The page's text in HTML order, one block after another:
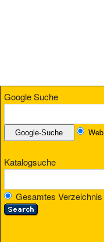
Google Suche
Web
Katalogsuche
Gesamtes Verzeichnis